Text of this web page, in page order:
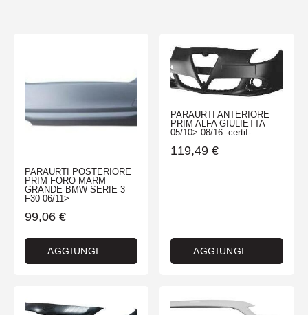
PARAURTI POSTERIORE
PRIM FORO MARM
GRANDE BMW SERIE 3
F30 06/11>
99,06 €
AGGIUNGI
PARAURTI ANTERIORE
PRIM ALFA GIULIETTA
05/10> 08/16 -certif-
119,49 €
AGGIUNGI